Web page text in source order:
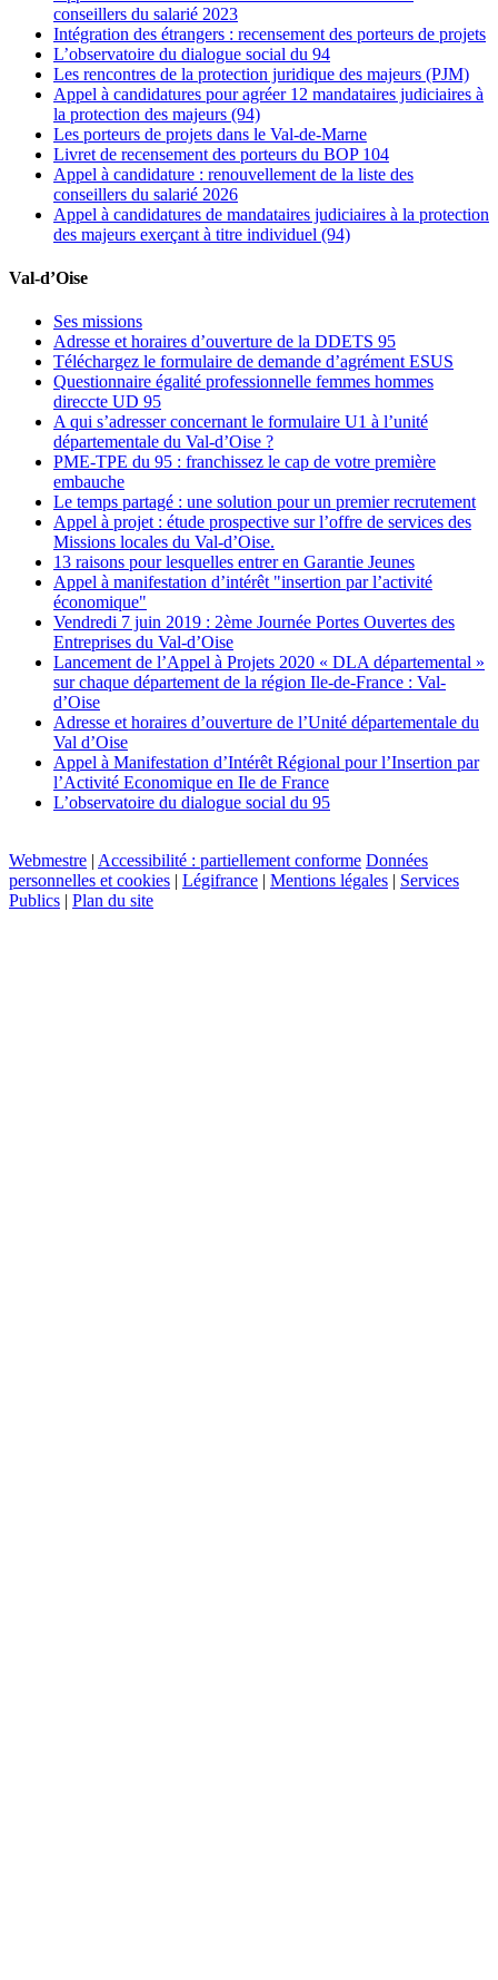
conseillers du salarié 2023
Intégration des étrangers : recensement des porteurs de projets
L’observatoire du dialogue social du 94
Les rencontres de la protection juridique des majeurs (PJM)
Appel à candidatures pour agréer 12 mandataires judiciaires à
la protection des majeurs (94)
Les porteurs de projets dans le Val-de-Marne
Livret de recensement des porteurs du BOP 104
Appel à candidature : renouvellement de la liste des
conseillers du salarié 2026
Appel à candidatures de mandataires judiciaires à la protection
des majeurs exerçant à titre individuel (94)
Val-d’Oise
Ses missions
Adresse et horaires d’ouverture de la DDETS 95
Téléchargez le formulaire de demande d’agrément ESUS
Questionnaire égalité professionnelle femmes hommes
direccte UD 95
A qui s’adresser concernant le formulaire U1 à l’unité
départementale du Val-d’Oise ?
PME-TPE du 95 : franchissez le cap de votre première
embauche
Le temps partagé : une solution pour un premier recrutement
Appel à projet : étude prospective sur l’offre de services des
Missions locales du Val-d’Oise.
13 raisons pour lesquelles entrer en Garantie Jeunes
Appel à manifestation d’intérêt "insertion par l’activité
économique"
Vendredi 7 juin 2019 : 2ème Journée Portes Ouvertes des
Entreprises du Val-d’Oise
Lancement de l’Appel à Projets 2020 « DLA départemental »
sur chaque département de la région Ile-de-France : Val-
d’Oise
Adresse et horaires d’ouverture de l’Unité départementale du
Val d’Oise
Appel à Manifestation d’Intérêt Régional pour l’Insertion par
l’Activité Economique en Ile de France
L’observatoire du dialogue social du 95
Webmestre | Accessibilité : partiellement conforme Données
personnelles et cookies | Légifrance | Mentions légales | Services
Publics | Plan du site